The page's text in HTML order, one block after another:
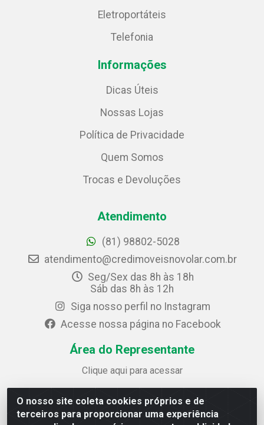
O nosso site coleta cookies próprios e de
terceiros para proporcionar uma experiência
Eletroportáteis
Telefonia
Informações
Dicas Úteis
Nossas Lojas
Política de Privacidade
Quem Somos
Trocas e Devoluções
Atendimento
(81) 98802-5028
atendimento@credimoveisnovolar.com.br
Seg/Sex das 8h às 18h
Sáb das 8h às 12h
Siga nosso perfil no Instagram
Acesse nossa página no Facebook
Área do Representante
Clique aqui para acessar
Credimóveis Novolar Ltda
Rua José Alves Bezerra, 430 - Prazeres - Jaboatão dos